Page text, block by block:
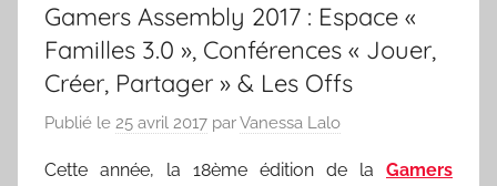
Gamers Assembly 2017 : Espace «
Familles 3.0 », Conférences « Jouer,
Créer, Partager » & Les Offs
Publié le 25 avril 2017 parVanessa Lalo
Cette année, la 18ème édition de la Gamers